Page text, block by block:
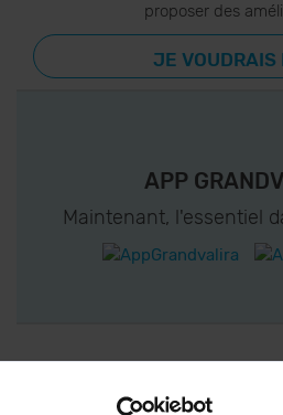
proposer des
JE VOUDRAIS
APP
Maintenant, l'essentiel
CONNECTEZ-VOUS À